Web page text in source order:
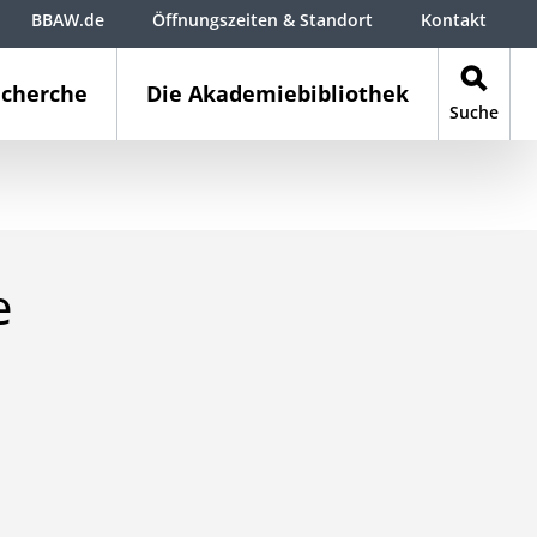
Die Akademiebibliothek
Suche
BBAW.de Öffnungszeiten & Standort Kontakt